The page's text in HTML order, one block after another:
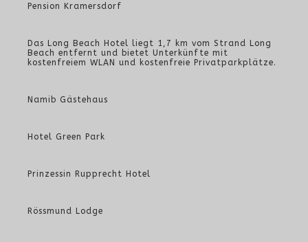
Pension Kramersdorf
Das Long Beach Hotel liegt 1,7 km vom Strand Long
Beach entfernt und bietet Unterkünfte mit
kostenfreiem WLAN und kostenfreie Privatparkplätze.
Namib Gästehaus
Hotel Green Park
Prinzessin Rupprecht Hotel
Rössmund Lodge